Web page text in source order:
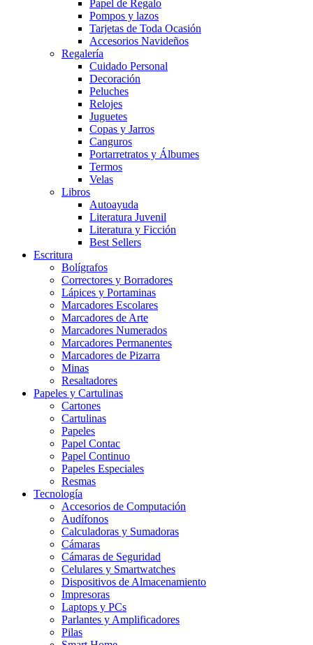
Papel de Regalo
Pompos y lazos
Tarjetas de Toda Ocasión
Accesorios Navideños
Regalería
Cuidado Personal
Decoración
Peluches
Relojes
Juguetes
Copas y Jarros
Canguros
Portarretratos y Álbumes
Termos
Velas
Libros
Autoayuda
Literatura Juvenil
Literatura y Ficción
Best Sellers
Escritura
Bolígrafos
Correctores y Borradores
Lápices y Portaminas
Marcadores Escolares
Marcadores de Arte
Marcadores Numerados
Marcadores Permanentes
Marcadores de Pizarra
Minas
Resaltadores
Papeles y Cartulinas
Cartones
Cartulinas
Papeles
Papel Contac
Papel Continuo
Papeles Especiales
Resmas
Tecnología
Accesorios de Computación
Audífonos
Calculadoras y Sumadoras
Cámaras
Cámaras de Seguridad
Celulares y Smartwatches
Dispositivos de Almacenamiento
Impresoras
Laptops y PCs
Parlantes y Amplificadores
Pilas